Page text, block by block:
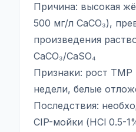
Причина: высокая
500 мг/л CaCO₃),
произведения
CaCO₃/CaSO₄
Признаки: рост
недели, белые
Последствия:
CIP-мойки (HCl 0.5-